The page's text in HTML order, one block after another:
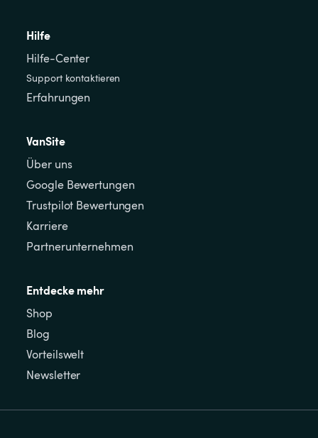
Hilfe
Hilfe-Center
Support kontaktieren
Erfahrungen
VanSite
Über uns
Google Bewertungen
Trustpilot Bewertungen
Karriere
Partnerunternehmen
Entdecke mehr
Shop
Blog
Vorteilswelt
Newsletter